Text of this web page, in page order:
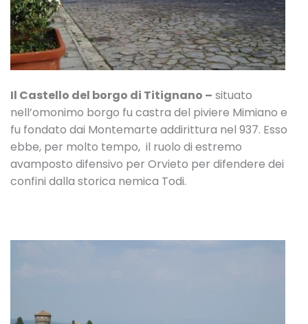
Il Castello del borgo di Titignano – situato
nell’omonimo borgo fu castra del piviere Mimiano e
fu fondato dai Montemarte addirittura nel 937. Esso
ebbe, per molto tempo, il ruolo di estremo
avamposto difensivo per Orvieto per difendere dei
confini dalla storica nemica Todi.